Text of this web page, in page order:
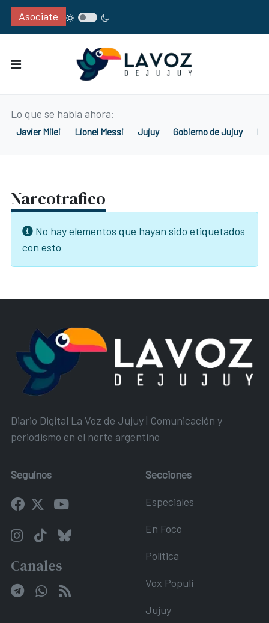
Asociate
Lo que se habla ahora:
Javier Milei Lionel Messi Jujuy Gobierno de Jujuy
Narcotrafico
Información
No hay elementos que hayan sido etiquetados
con esto
Diario Digital La Voz de Jujuy | Comunicación y
periodismo en el norte argentino
Seguínos
Canales
Secciones
Especiales
En Foco
Política
Vox Populi
Jujuy